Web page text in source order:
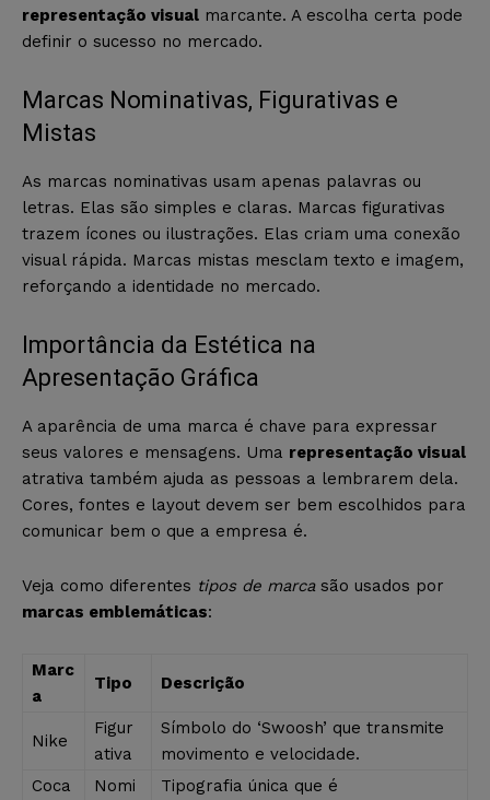
representação visual marcante. A escolha certa pode
definir o sucesso no mercado.
Marcas Nominativas, Figurativas e
Mistas
As marcas nominativas usam apenas palavras ou
letras. Elas são simples e claras. Marcas figurativas
trazem ícones ou ilustrações. Elas criam uma conexão
visual rápida. Marcas mistas mesclam texto e imagem,
reforçando a identidade no mercado.
Importância da Estética na
Apresentação Gráfica
A aparência de uma marca é chave para expressar
seus valores e mensagens. Uma representação visual
atrativa também ajuda as pessoas a lembrarem dela.
Cores, fontes e layout devem ser bem escolhidos para
comunicar bem o que a empresa é.
Veja como diferentes tipos de marcasão usados por
marcas emblemáticas:
Marc
a
Tipo Descrição
Nike
Figur
ativa
Símbolo do ‘Swoosh’ que transmite
movimento e velocidade.
Coca
Nomi
Tipografia única que é